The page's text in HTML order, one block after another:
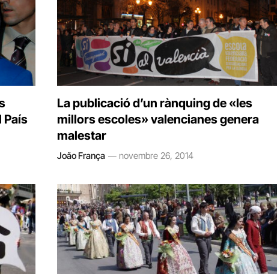
País
La publicació d’un rànquing de «les
millors escoles» valencianes genera
malestar
João França novembre 26, 2014